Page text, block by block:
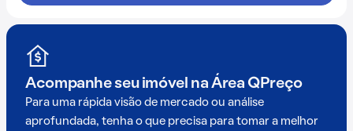
Acompanhe seu imóvel na Área QPreço
Para uma rápida visão de mercado ou análise
aprofundada, tenha o que precisa para tomar a melhor